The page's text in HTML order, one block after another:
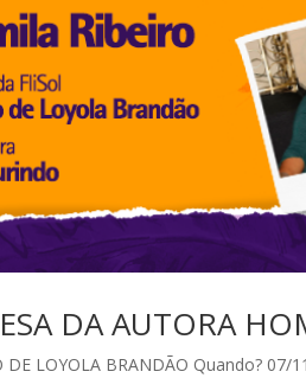
DA AUTORA
DE LOYOLA BRANDÃO Quando?